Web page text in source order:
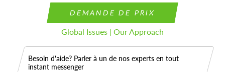
DEMANDE DE PRIX
Global Issues | Our Approach
Besoin d'aide? Parler à un de nos experts en tout
instant messenger